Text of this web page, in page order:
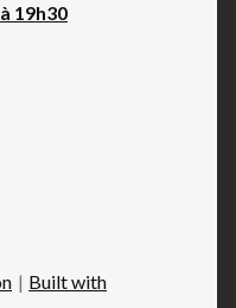
19h30
Built with